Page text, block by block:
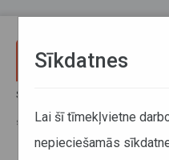
Sākums
saņemšanas kārtība
Sīkdatnes
Lai šī tīmekļvietne
nepieciešamās